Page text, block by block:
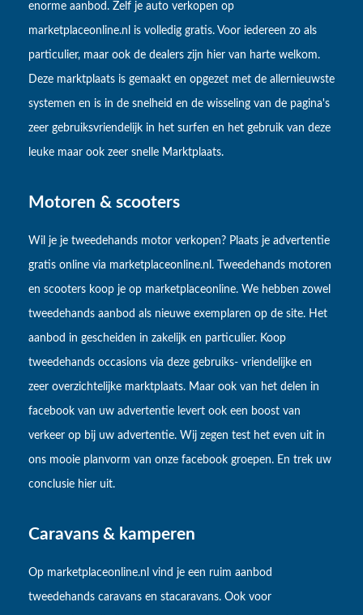
enorme aanbod. Zelf je auto verkopen op
marketplaceonline.nl is volledig gratis. Voor iedereen zo als
particulier, maar ook de dealers zijn hier van harte welkom.
Deze marktplaats is gemaakt en opgezet met de allernieuwste
systemen en is in de snelheid en de wisseling van de pagina's
zeer gebruiksvriendelijk in het surfen en het gebruik van deze
leuke maar ook zeer snelle Marktplaats.
Motoren & scooters
Wil je je tweedehands motor verkopen? Plaats je advertentie
gratis online via marketplaceonline.nl. Tweedehands motoren
en scooters koop je op marketplaceonline. We hebben zowel
tweedehands aanbod als nieuwe exemplaren op de site. Het
aanbod in gescheiden in zakelijk en particulier. Koop
tweedehands occasions via deze gebruiks- vriendelijke en
zeer overzichtelijke marktplaats. Maar ook van het delen in
facebook van uw advertentie levert ook een boost van
verkeer op bij uw advertentie. Wij zegen test het even uit in
ons mooie planvorm van onze facebook groepen. En trek uw
conclusie hier uit.
Caravans & kamperen
Op marketplaceonline.nl vind je een ruim aanbod
tweedehands caravans en stacaravans. Ook voor